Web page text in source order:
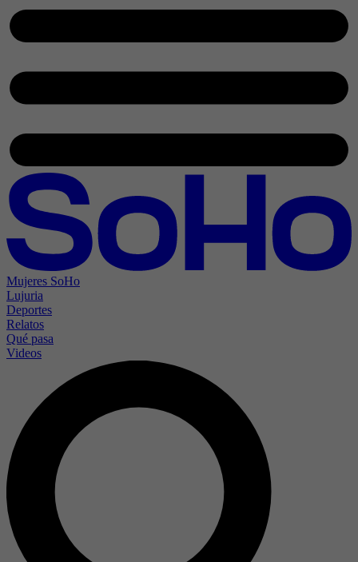
Mujeres SoHo
Lujuria
Deportes
Relatos
Qué pasa
Videos